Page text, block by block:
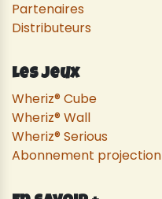
Partenaires
Distributeurs
Les Jeux
Wheriz® Cube
Wheriz® Wall
Wheriz® Serious
Abonnement projection